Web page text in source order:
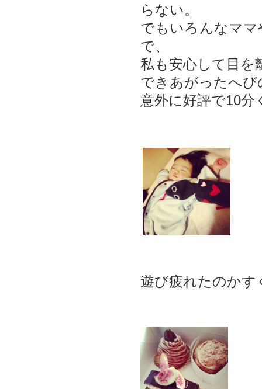
らない。
でもいろんなマ
で、
私も安心して目を
できあがったへび
意外に好評で10
遊び疲れたのかす